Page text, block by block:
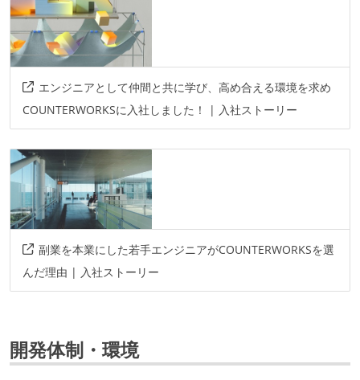
エンジニアとして仲間と共に学び、高め合える環境を求め
COUNTERWORKSに入社しました！ | 入社ストーリー
副業を本業にした若手エンジニアがCOUNTERWORKSを選
んだ理由 | 入社ストーリー
開発体制・環境